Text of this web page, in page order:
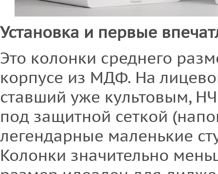
Установка и первые
Это колонки среднего
корпусе из МДФ. На
ставший уже культовым,
под защитной сеткой
легендарные маленькие
Колонки значительно